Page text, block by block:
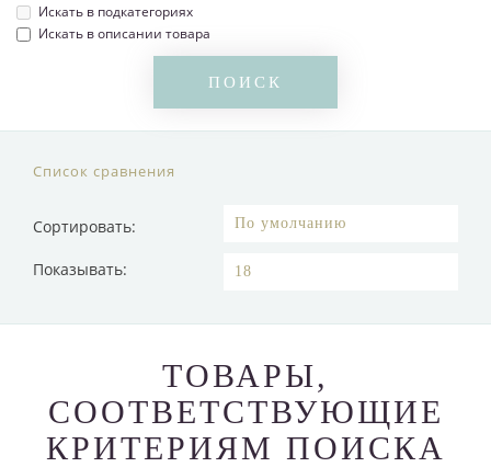
Искать в подкатегориях
Искать в описании товара
Список сравнения
Сортировать:
Показывать:
ТОВАРЫ,
СООТВЕТСТВУЮЩИЕ
КРИТЕРИЯМ ПОИСКА